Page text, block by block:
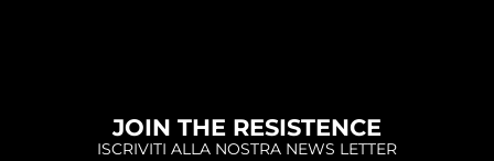
JOIN THE RESISTENCE
ISCRIVITI ALLA NOSTRA NEWS LETTER